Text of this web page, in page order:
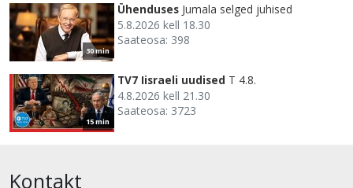
30 min
Ühenduses Jumala selged juhised
5.8.2026 kell 18.30
Saateosa: 398
15 min
TV7 Iisraeli uudised T 4.8.
4.8.2026 kell 21.30
Saateosa: 3723
Kontakt